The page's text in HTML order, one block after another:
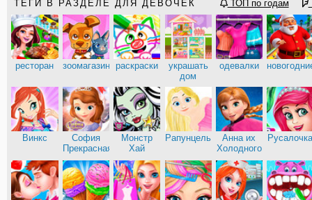
ТЕГИ В РАЗДЕЛЕ ДЛЯ ДЕВОЧЕК ТОП по годам
ресторан зоомагазин раскраски
украшать
дом
одевалки
Эльза из
Холодного
сердца
Кухня
Сары
Винкс
София
Прекрасная
Монстр
Хай
Рапунцель
Анна их
Холодного
сердца